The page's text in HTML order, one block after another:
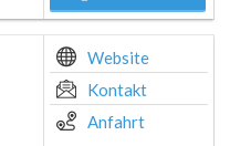
Website
Kontakt
Anfahrt